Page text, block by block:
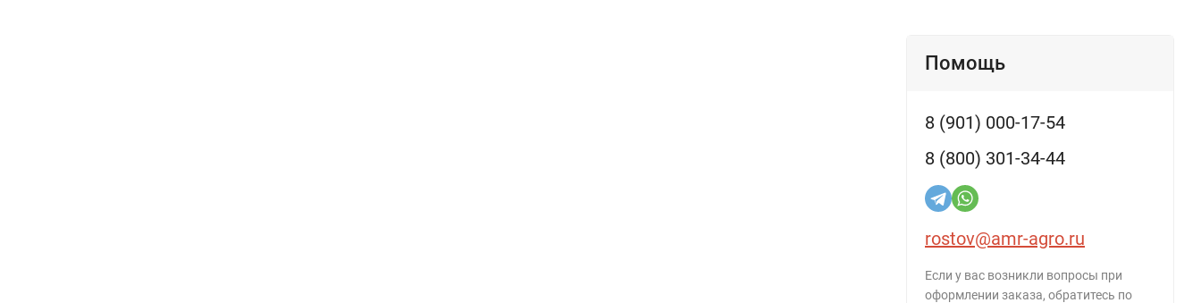
Помощь
8 (901) 000-17-54
8 (800) 301-34-44
rostov@amr-agro.ru
Если у вас возникли вопросы при
оформлении заказа, обратитесь по